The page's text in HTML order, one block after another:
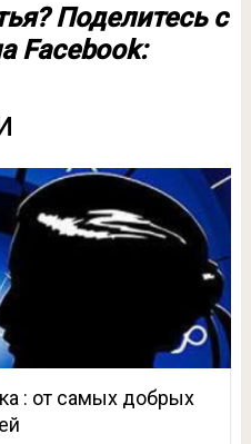
Поделитесь с
Facebook:
: от самых добрых